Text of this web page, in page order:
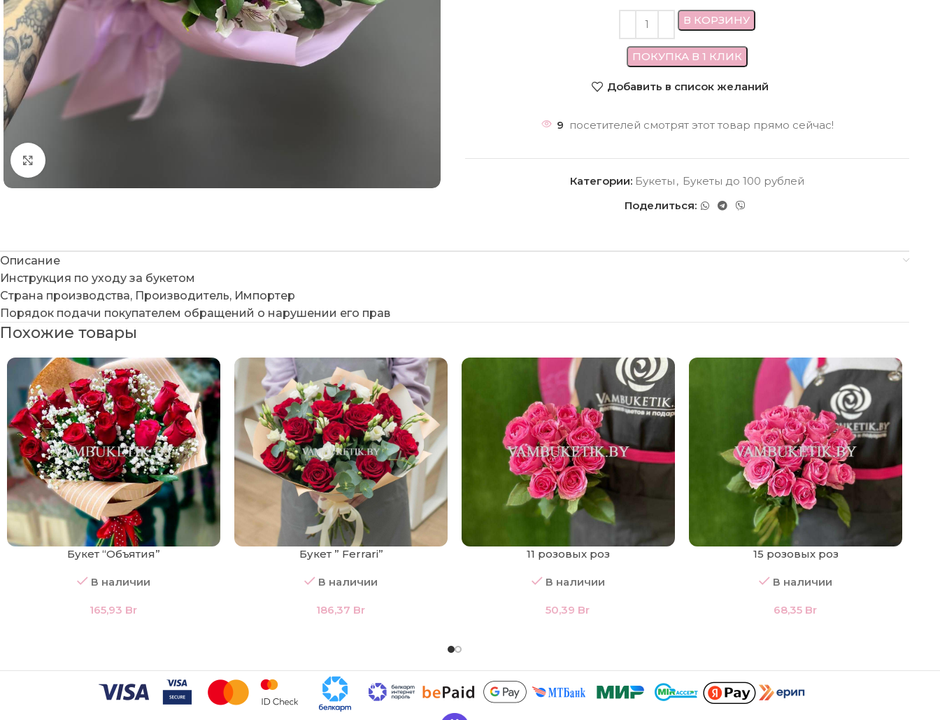
В КОРЗИНУ
ПОКУПКА В 1 КЛИК
Добавить в список желаний
9 посетителей смотрят этот товар прямо сейчас!
Категории: Букеты , Букеты до 100 рублей
Поделиться:
Описание
Инструкция по уходу за букетом
Страна производства, Производитель, Импортер
Порядок подачи покупателем обращений о нарушении его прав
Похожие товары
Букет “Объятия”
В наличии
165,93 Br
Букет ” Ferrari”
В наличии
186,37 Br
11 розовых роз
В наличии
50,39 Br
15 розовых роз
В наличии
68,35 Br